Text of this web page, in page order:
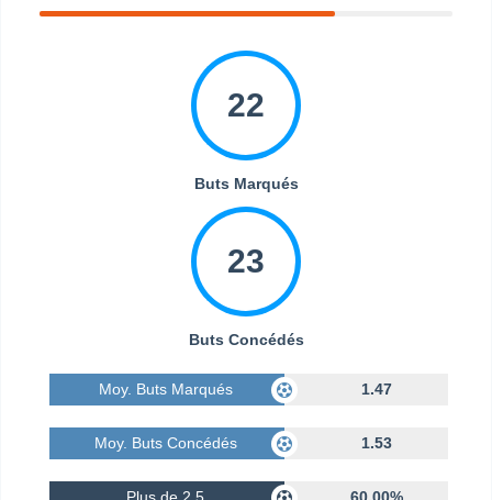
22
Buts Marqués
23
Buts Concédés
Moy. Buts Marqués 1.47
Moy. Buts Concédés 1.53